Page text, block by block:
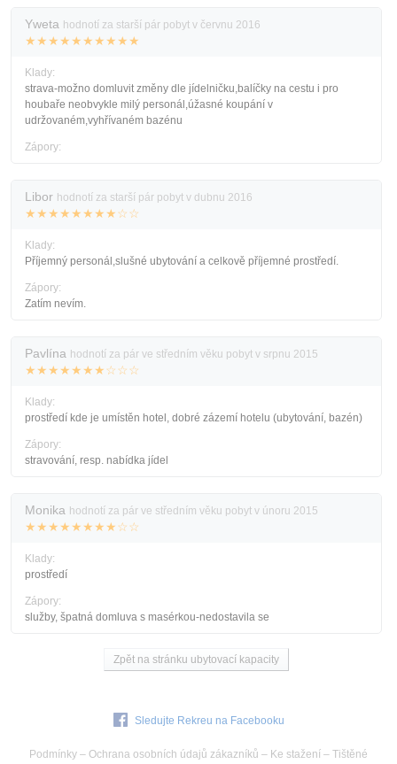
Yweta hodnotí za starší pár pobyt v červnu 2016
★★★★★★★★★★
Klady:
strava-možno domluvit změny dle jídelničku,balíčky na cestu i pro
houbaře neobvykle milý personál,úžasné koupání v
udržovaném,vyhřívaném bazénu
Zápory:
Libor hodnotí za starší pár pobyt v dubnu 2016
★★★★★★★★☆☆
Klady:
Příjemný personál,slušné ubytování a celkově příjemné prostředí.
Zápory:
Zatím nevím.
Pavlína hodnotí za pár ve středním věku pobyt v srpnu 2015
★★★★★★★☆☆☆
Klady:
prostředí kde je umístěn hotel, dobré zázemí hotelu (ubytování, bazén)
Zápory:
stravování, resp. nabídka jídel
Monika hodnotí za pár ve středním věku pobyt v únoru 2015
★★★★★★★★☆☆
Klady:
prostředí
Zápory:
služby, špatná domluva s masérkou-nedostavila se
Zpět na stránku ubytovací kapacity
Sledujte Rekreu na Facebooku
Podmínky – Ochrana osobních údajů zákazníků – Ke stažení – Tištěné